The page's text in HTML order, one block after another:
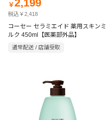
￥2,199
税込￥2,418
コーセー セラミエイド 薬用スキンミ
ルク 450ml【医薬部外品】
通常配送 / 店舗受取